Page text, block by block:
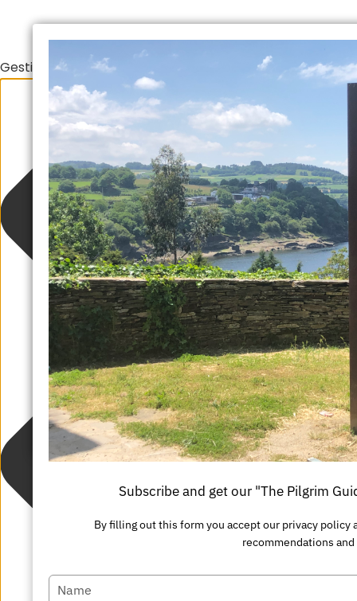
Gestionar el consentimiento de las cookies
Suscríbete y consigue nuestra
Al rellenar este formulario aceptas nuestra política de
recomendaciones y
su
nombre
Escriba
su
correo
electrónico
Enviar
Subscribe and get our "The Pilgrim
By filling out this form you accept our privacy
recommendations
Escriba